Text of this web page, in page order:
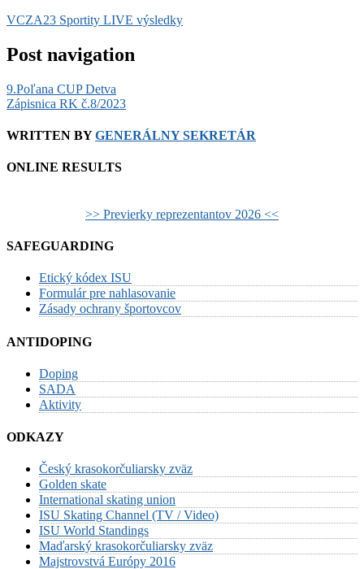
VCZA23 Sportity LIVE výsledky
Post navigation
9.Poľana CUP Detva
Zápisnica RK č.8/2023
WRITTEN BYGENERÁLNY SEKRETÁR
ONLINE RESULTS
>> Previerky reprezentantov 2026 <<
SAFEGUARDING
Etický kódex ISU
Formulár pre nahlasovanie
Zásady ochrany športovcov
ANTIDOPING
Doping
SADA
Aktivity
ODKAZY
Český krasokorčuliarsky zväz
Golden skate
International skating union
ISU Skating Channel (TV / Video)
ISU World Standings
Maďarský krasokorčuliarsky zväz
Majstrovstvá Európy 2016